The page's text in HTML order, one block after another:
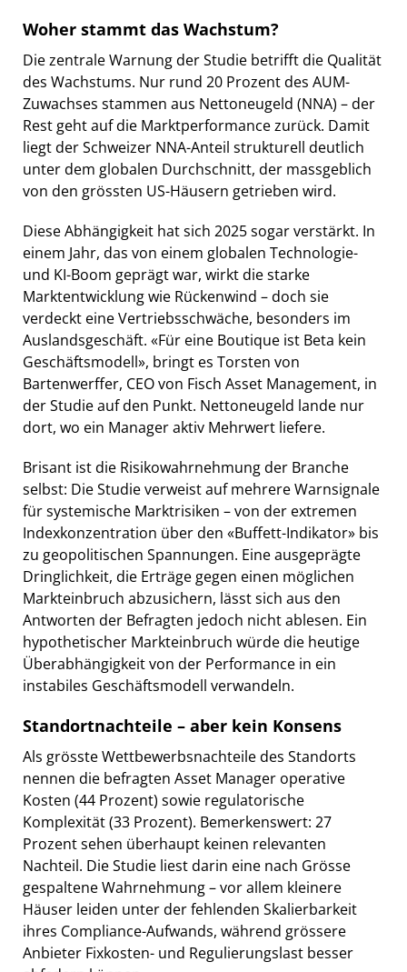
Woher stammt das Wachstum?
Die zentrale Warnung der Studie betrifft die Qualität
des Wachstums. Nur rund 20 Prozent des AUM-
Zuwachses stammen aus Nettoneugeld (NNA) – der
Rest geht auf die Marktperformance zurück. Damit
liegt der Schweizer NNA-Anteil strukturell deutlich
unter dem globalen Durchschnitt, der massgeblich
von den grössten US-Häusern getrieben wird.
Diese Abhängigkeit hat sich 2025 sogar verstärkt. In
einem Jahr, das von einem globalen Technologie-
und KI-Boom geprägt war, wirkt die starke
Marktentwicklung wie Rückenwind – doch sie
verdeckt eine Vertriebsschwäche, besonders im
Auslandsgeschäft. «Für eine Boutique ist Beta kein
Geschäftsmodell», bringt es Torsten von
Bartenwerffer, CEO von Fisch Asset Management, in
der Studie auf den Punkt. Nettoneugeld lande nur
dort, wo ein Manager aktiv Mehrwert liefere.
Brisant ist die Risikowahrnehmung der Branche
selbst: Die Studie verweist auf mehrere Warnsignale
für systemische Marktrisiken – von der extremen
Indexkonzentration über den «Buffett-Indikator» bis
zu geopolitischen Spannungen. Eine ausgeprägte
Dringlichkeit, die Erträge gegen einen möglichen
Markteinbruch abzusichern, lässt sich aus den
Antworten der Befragten jedoch nicht ablesen. Ein
hypothetischer Markteinbruch würde die heutige
Überabhängigkeit von der Performance in ein
instabiles Geschäftsmodell verwandeln.
Standortnachteile – aber kein Konsens
Als grösste Wettbewerbsnachteile des Standorts
nennen die befragten Asset Manager operative
Kosten (44 Prozent) sowie regulatorische
Komplexität (33 Prozent). Bemerkenswert: 27
Prozent sehen überhaupt keinen relevanten
Nachteil. Die Studie liest darin eine nach Grösse
gespaltene Wahrnehmung – vor allem kleinere
Häuser leiden unter der fehlenden Skalierbarkeit
ihres Compliance-Aufwands, während grössere
Anbieter Fixkosten- und Regulierungslast besser